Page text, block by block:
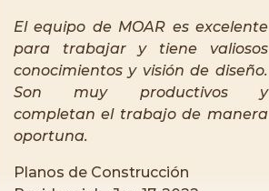
El equipo de MOAR es excelente
para trabajar y tiene valiosos
conocimientos y visión de diseño.
Son muy productivos y
completan el trabajo de manera
oportuna.
Planos de Construcción